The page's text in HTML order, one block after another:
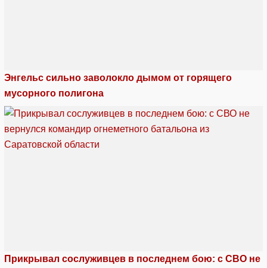
Энгельс сильно заволокло дымом от горящего
мусорного полигона
Прикрывал сослуживцев в последнем бою: с СВО не